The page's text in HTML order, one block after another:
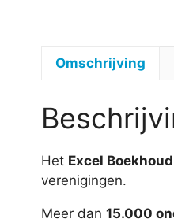
Omschrijving
Het Excel
verenigingen.
Meer dan 15.000